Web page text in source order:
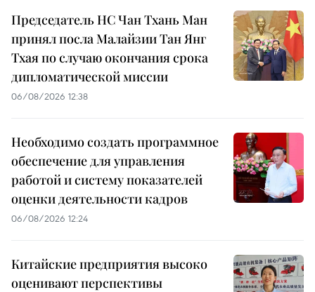
Председатель НС Чан Тхань Ман
принял посла Малайзии Тан Янг
Тхая по случаю окончания срока
дипломатической миссии
06/08/2026 12:38
Необходимо создать программное
обеспечение для управления
работой и систему показателей
оценки деятельности кадров
06/08/2026 12:24
Китайские предприятия высоко
оценивают перспективы